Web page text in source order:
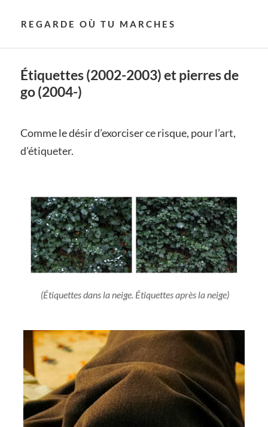
REGARDE OÙ TU MARCHES
Étiquettes (2002-2003) et pierres de
go (2004-)
Comme le désir d’exorciser ce risque, pour l’art,
d’étiqueter.
(Étiquettes dans la neige. Étiquettes après la neige)